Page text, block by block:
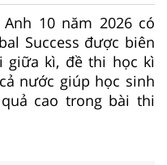
10 năm 2026 có
Success được biên
giữa kì, đề thi học kì
nước giúp học sinh
cao trong bài thi